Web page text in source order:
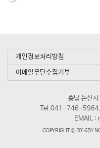
개인정보처리방침
이메일무단수집거부
충남 논산
Tel.041-746-
EMAIL :
COPYRIGHT © 2016 BY